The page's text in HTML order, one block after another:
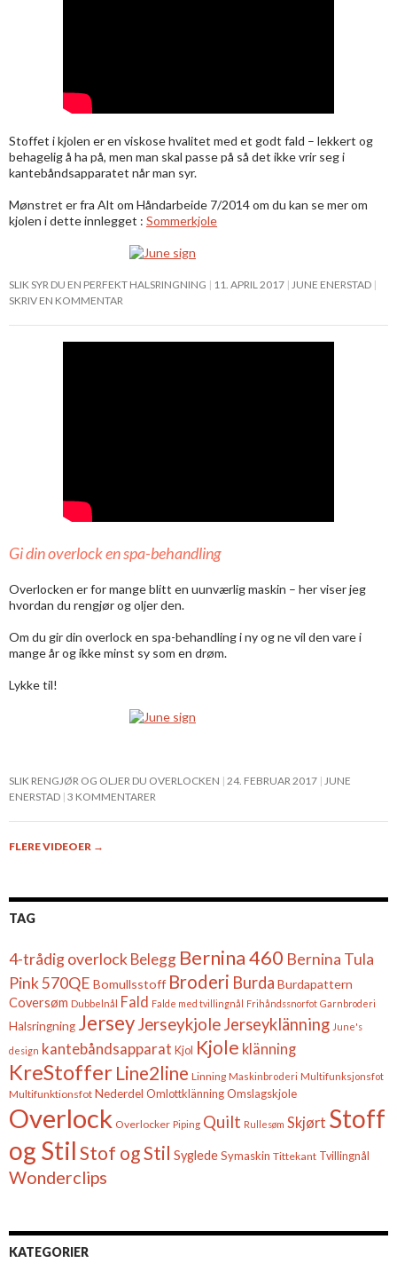
Stoffet i kjolen er en viskose hvalitet med et godt fald – lekkert og
behagelig å ha på, men man skal passe på så det ikke vrir seg i
kantebåndsapparatet når man syr.
Mønstret er fra Alt om Håndarbeide 7/2014 om du kan se mer om
kjolen i dette innlegget : Sommerkjole
SLIK SYR DU EN PERFEKT HALSRINGNING 11. APRIL 2017
JUNE ENERSTAD
SKRIV EN KOMMENTAR
Gi din overlock en spa-behandling
Overlocken er for mange blitt en uunværlig maskin – her viser jeg
hvordan du rengjør og oljer den.
Om du gir din overlock en spa-behandling i ny og ne vil den vare i
mange år og ikke minst sy som en drøm.
Lykke til!
SLIK RENGJØR OG OLJER DU OVERLOCKEN 24. FEBRUAR 2017
JUNE
ENERSTAD 3 KOMMENTARER
FLERE VIDEOER →
TAG
4-trådig overlockBelegg Bernina 460 Bernina Tula
Pink 570QE Bomullsstoff Broderi Burda Burdapattern
Coversøm Dubbelnål Fald Falde med tvillingnål Frihåndssnorfot Garnbroderi
Halsringning JerseyJerseykjoleJerseyklänning June's
design kantebåndsapparat Kjol Kjole klänning
KreStoffer Line2line Linning Maskinbroderi Multifunksjonsfot
Multifunktionsfot Nederdel Omlottklänning Omslagskjole
Overlock Overlocker Piping Quilt Rullesøm Skjørt Stoff
og Stil Stof og Stil SygledeSymaskin Tittekant Tvillingnål
Wonderclips
KATEGORIER